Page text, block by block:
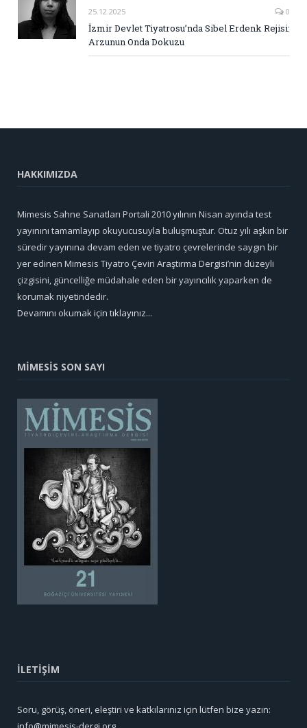
25.12.2025 0
İzmir Devlet Tiyatrosu’nda Sibel Erdenk Rejisi:
Arzunun Onda Dokuzu
HAKKIMIZDA
Mimesis Sahne Sanatları Portali 2010 yılının Nisan ayında test
yayınını tamamlayıp okuyucusuyla buluşmuştur. Otuz yılı aşkın bir
süredir yayınına devam eden ve tiyatro çevrelerinde saygın bir
yer edinen Mimesis Tiyatro Çeviri Araştırma Dergisi’nin düzeyli
çizgisini, güncelliğe müdahale eden bir yayıncılık yaparken de
korumak niyetindedir.
Devamını okumak için tıklayınız...
MİMESİS SON SAYI
İLETİŞİM
Soru, görüş, öneri, eleştiri ve katkılarınız için lütfen bize yazın: